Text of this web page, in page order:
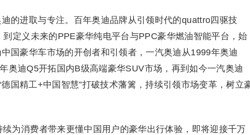
的进取与专注。百年奥迪品牌从引领时代的quattro四驱技
定义未来的PPE豪华纯电平台与PPC豪华燃油智能平台，始
国豪华车市场的开创者和引领者，一汽奥迪从1999年奥迪
奥迪Q5开拓国内B级高端豪华SUV市场，再到如今一汽奥迪
国精工+中国智慧”打破技术藩篱，持续引领市场变革，树立
为消费者带来更懂中国用户的豪华出行体验，即将迎接千万